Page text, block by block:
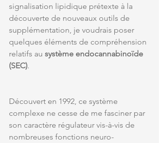
signalisation lipidique prétexte à la
découverte de nouveaux outils de
supplémentation, je voudrais poser
quelques éléments de compréhension
relatifs au système endocannabinoïde
(SEC).
Découvert en 1992, ce système
complexe ne cesse de me fasciner par
son caractère régulateur vis-à-vis de
nombreuses fonctions neuro-